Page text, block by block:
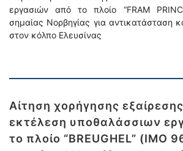
εργασιών από το πλοίο “FRAM
σημαίας Νορβηγίας για αντικατάσταση
στον κόλπο Ελευσίνας
Αίτηση χορήγησης
εκτέλεση υποθαλάσσιων
το πλοίο “BREUGHEL” (IMO